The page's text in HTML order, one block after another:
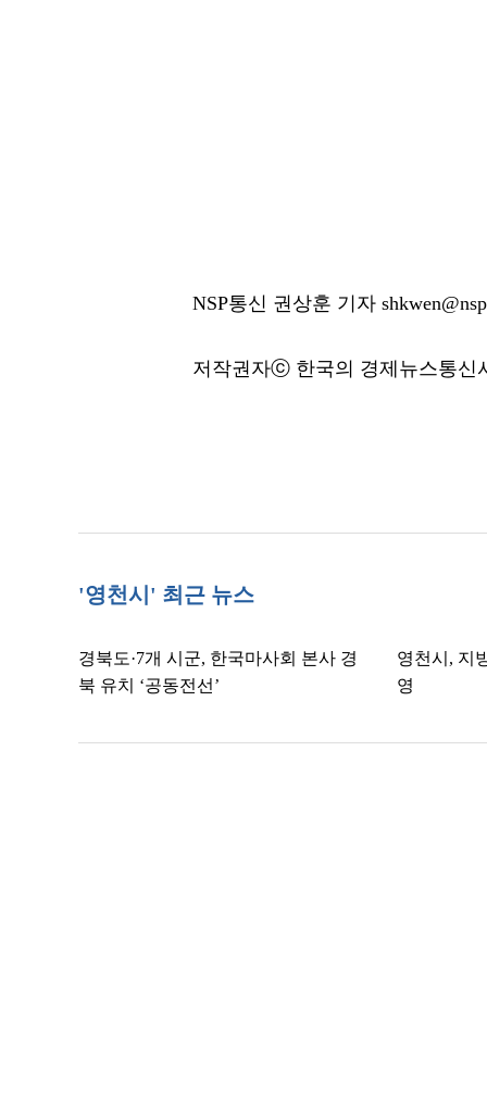
NSP통신 권상훈 기자
저작권자ⓒ 한국의 경제뉴스통신
'영천시' 최근 뉴스
경북도·7개 시군, 한국마사회 본사 경
북 유치 ‘공동전선’
영천시, 지
영